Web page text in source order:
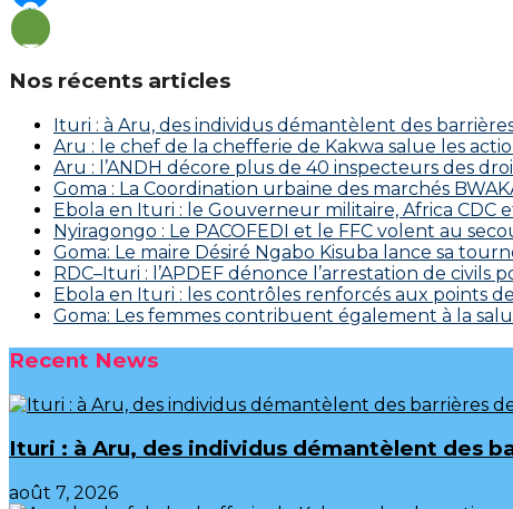
Nos récents articles
Ituri : à Aru, des individus démantèlent des
Aru : le chef de la chefferie de Kakwa salue les
Aru : l’ANDH décore plus de 40 inspecteurs des
Goma : La Coordination urbaine des marchés
Ebola en Ituri : le Gouverneur militaire, Africa
‎Nyiragongo : Le PACOFEDI et le FFC volent au
Goma: Le maire Désiré Ngabo Kisuba lance sa
RDC–Ituri : l’APDEF dénonce l’arrestation de
Ebola en Ituri : les contrôles renforcés aux points
Goma: Les femmes contribuent également à la
Recent News
Ituri : à Aru, des individus démantèlent des
août 7, 2026